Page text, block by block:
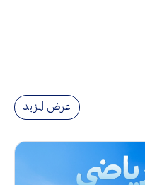
عرض المزيد